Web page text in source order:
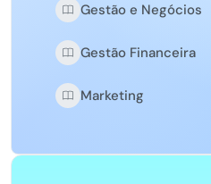
Gestão e Negócios
Gestão Financeira
Marketing